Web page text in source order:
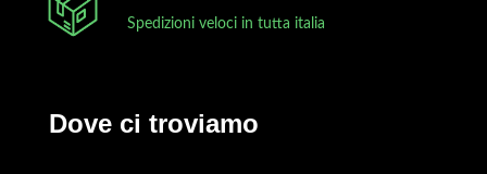
Spedizioni veloci in tutta italia
Dove ci troviamo